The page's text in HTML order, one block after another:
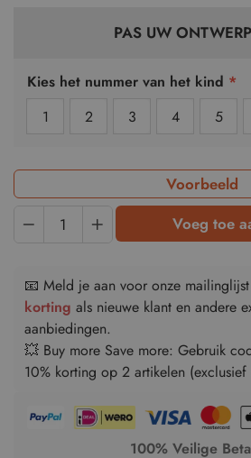
PAS UW
Kies het nummer van het kind *
1
2 3 4 5
Voorbeeld
Voeg toe
📧 Meld je aan voor onze
korting als nieuwe klant en andere
aanbiedingen.
💥 Buy more Save more: Gebruik
10% korting op 2 artikelen (exclusief
100% Veilige